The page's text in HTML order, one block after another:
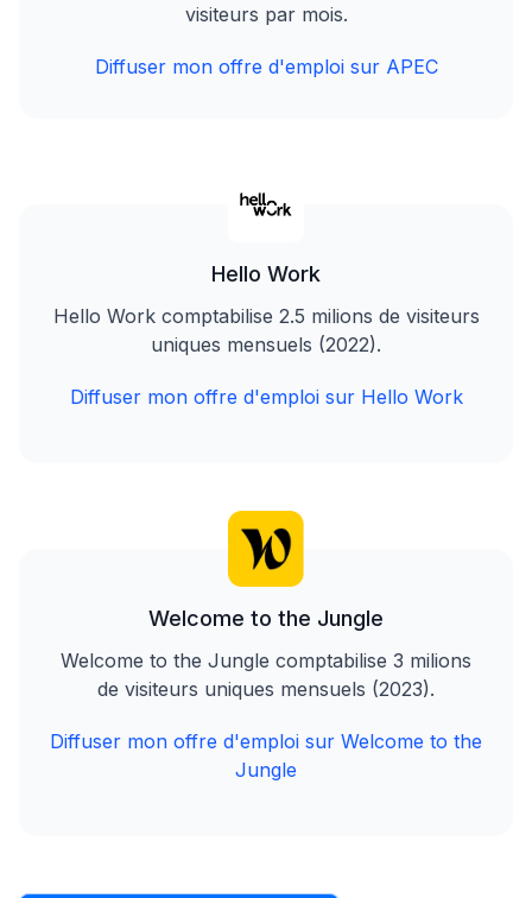
visiteurs par mois.
Diffuser mon offre d'emploi sur APEC
Hello Work
Hello Work comptabilise 2.5 milions de visiteurs
uniques mensuels (2022).
Diffuser mon offre d'emploi sur Hello Work
Welcome to the Jungle
Welcome to the Jungle comptabilise 3 milions
de visiteurs uniques mensuels (2023).
Diffuser mon offre d'emploi sur Welcome to the
Jungle